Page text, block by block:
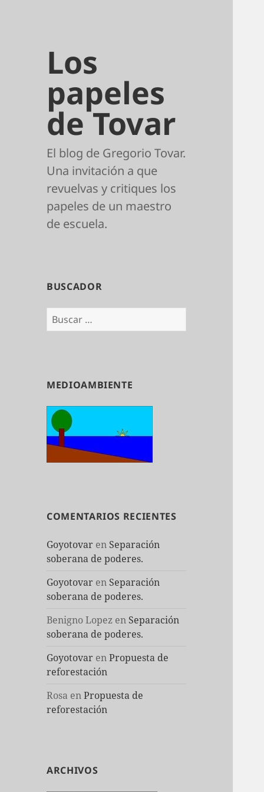
Los
papeles
de Tovar
El blog de Gregorio Tovar.
Una invitación a que
revuelvas y critiques los
papeles de un maestro
de escuela.
BUSCADOR
Buscar:
MEDIOAMBIENTE
COMENTARIOS RECIENTES
Goyotovar en Separación
soberana de poderes.
Goyotovar en Separación
soberana de poderes.
Benigno Lopez en Separación
soberana de poderes.
Goyotovar enPropuesta de
reforestación
Rosa enPropuesta de
reforestación
ARCHIVOS